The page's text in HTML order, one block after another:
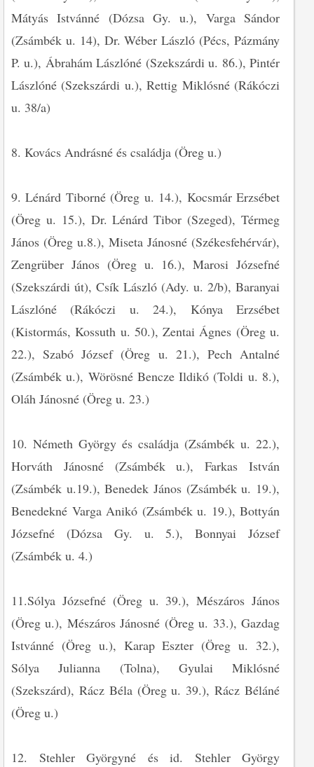
Mátyás Istvánné (Dózsa Gy. u.), Varga Sándor
(Zsámbék u. 14), Dr. Wéber László (Pécs, Pázmány
P. u.), Ábrahám Lászlóné (Szekszárdi u. 86.), Pintér
Lászlóné (Szekszárdi u.), Rettig Miklósné (Rákóczi
u. 38/a)
8. Kovács Andrásné és családja (Öreg u.)
9. Lénárd Tiborné (Öreg u. 14.), Kocsmár Erzsébet
(Öreg u. 15.), Dr. Lénárd Tibor (Szeged), Térmeg
János (Öreg u.8.), Miseta Jánosné (Székesfehérvár),
Zengrüber János (Öreg u. 16.), Marosi Józsefné
(Szekszárdi út), Csík László (Ady. u. 2/b), Baranyai
Lászlóné (Rákóczi u. 24.), Kónya Erzsébet
(Kistormás, Kossuth u. 50.), Zentai Ágnes (Öreg u.
22.), Szabó József (Öreg u. 21.), Pech Antalné
(Zsámbék u.), Wörösné Bencze Ildikó (Toldi u. 8.),
Oláh Jánosné (Öreg u. 23.)
10. Németh György és családja (Zsámbék u. 22.),
Horváth Jánosné (Zsámbék u.), Farkas István
(Zsámbék u.19.), Benedek János (Zsámbék u. 19.),
Benedekné Varga Anikó (Zsámbék u. 19.), Bottyán
Józsefné (Dózsa Gy. u. 5.), Bonnyai József
(Zsámbék u. 4.)
11.Sólya Józsefné (Öreg u. 39.), Mészáros János
(Öreg u.), Mészáros Jánosné (Öreg u. 33.), Gazdag
Istvánné (Öreg u.), Karap Eszter (Öreg u. 32.),
Sólya Julianna (Tolna), Gyulai Miklósné
(Szekszárd), Rácz Béla (Öreg u. 39.), Rácz Béláné
(Öreg u.)
12. Stehler Györgyné és id. Stehler György